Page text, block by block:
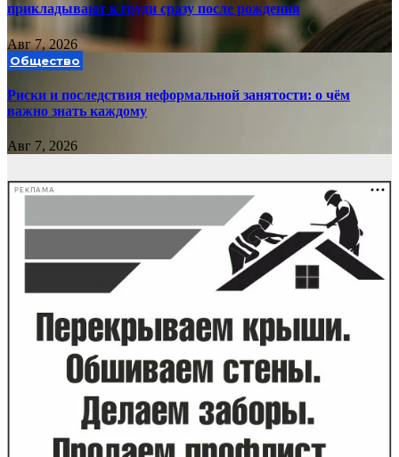
прикладывают к груди сразу после рождения
Авг 7, 2026
Общество
Риски и последствия неформальной занятости: о чём
важно знать каждому
Авг 7, 2026
РЕКЛАМА